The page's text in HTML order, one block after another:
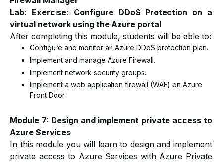
Lab: Exercise: Configure DDoS Protection on a
virtual network using the Azure portal
After completing this module, students will be able to:
Configure and monitor an Azure DDoS protection plan.
Implement and manage Azure Firewall.
Implement network security groups.
Implement a web application firewall (WAF) on Azure
Front Door.
Module 7: Design and implement private access to
Azure Services
In this module you will learn to design and implement
private access to Azure Services with Azure Private